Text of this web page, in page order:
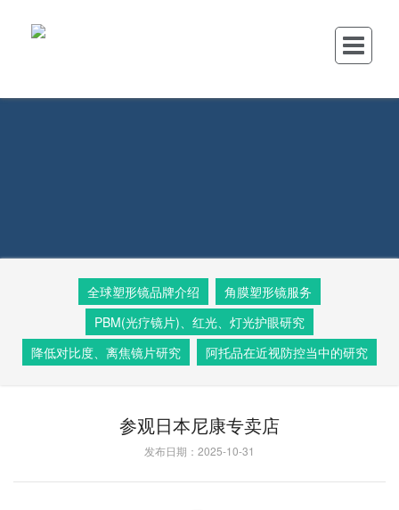
全球塑形镜品牌介绍
角膜塑形镜服务
PBM(光疗镜片)、红光、灯光护眼研究
降低对比度、离焦镜片研究
阿托品在近视防控当中的研究
参观日本尼康专卖店
发布日期：2025-10-31